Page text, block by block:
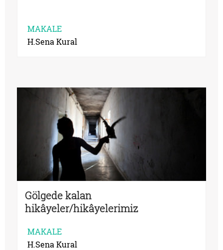
MAKALE
H.Sena Kural
Gölgede kalan
hikâyeler/hikâyelerimiz
MAKALE
H.Sena Kural